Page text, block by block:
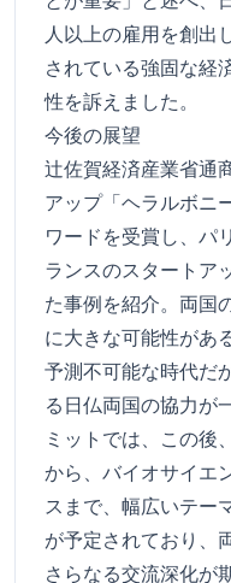
人以上の雇用を創出
されている強固な経
性を訴えました。
今後の展望
辻佐賀経済産業省通
アップ「ヘラルボニ
ワードを受賞し、パ
ランスのスタートア
た事例を紹介。両国
に大きな可能性があ
予測不可能な時代だ
る日仏両国の協力が
ミットでは、この後
から、バイオサイエ
スまで、幅広いテー
が予定されており、
さらなる交流深化が